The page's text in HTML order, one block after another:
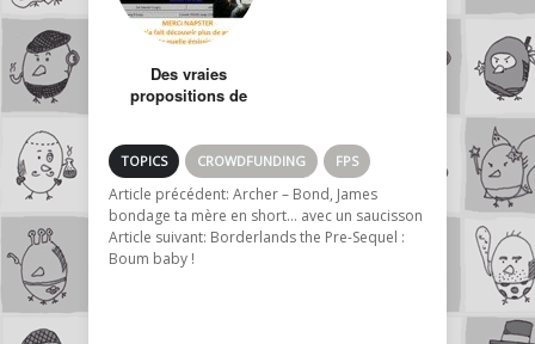
Des vraies
propositions de
TOPICS CROWDFUNDING FPS
Article précédent: Archer – Bond, James
bondage ta mère en short… avec un saucisson
Article suivant: Borderlands the Pre-Sequel :
Boum baby !